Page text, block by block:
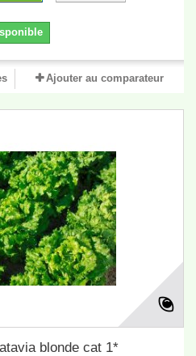
Ajouter au comparateur
blonde cat 1*